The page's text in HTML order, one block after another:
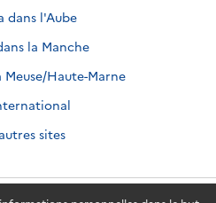
dans l'Aube
la Manche
Meuse/Haute-Marne
sites